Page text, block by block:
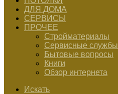
ДЛЯ ДОМА
СЕРВИСЫ
ПРОЧЕЕ
Стройматериалы
Сервисные службы
Бытовые вопросы
Книги
Обзор интернета
Искать